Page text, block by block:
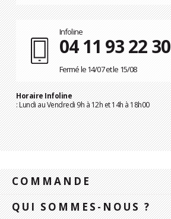
Infoline
04 11 93 22 30
Fermé le 14/07 et le 15/08
Horaire Infoline
: Lundi au Vendredi 9h à 12h et 14h à 18h00
COMMANDE
QUI SOMMES-NOUS ?